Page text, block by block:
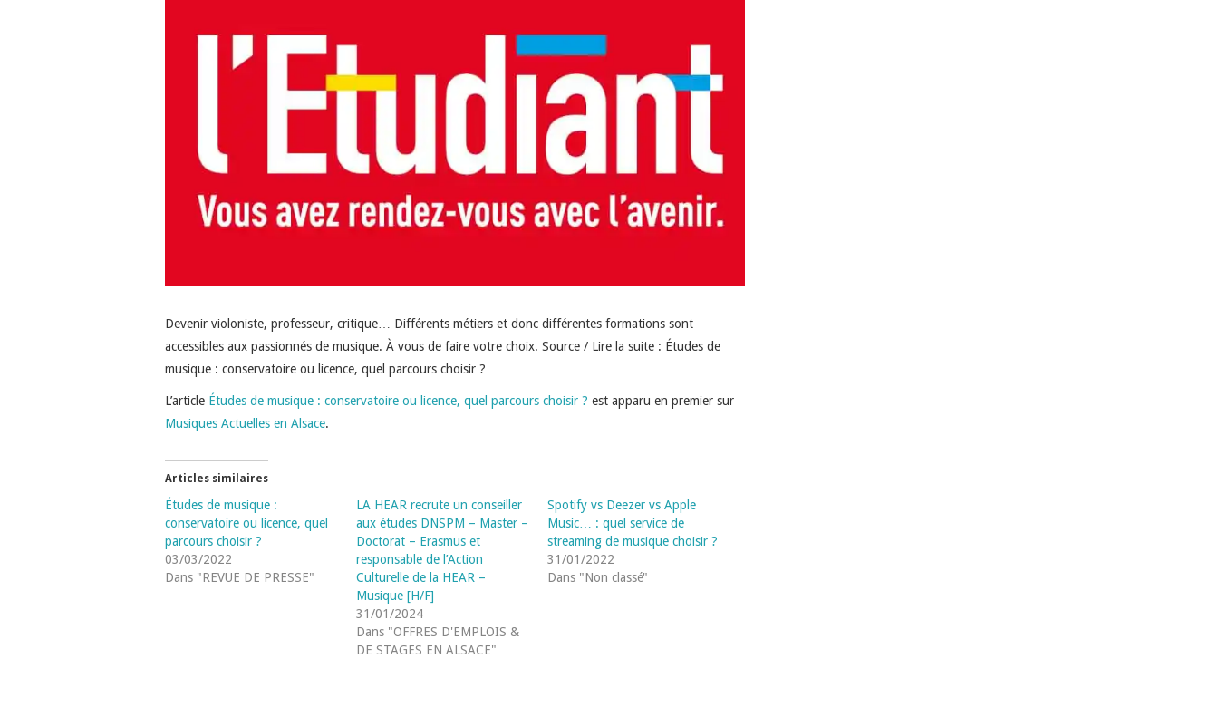
Devenir violoniste, professeur, critique… Différents métiers et donc différentes formations sont
accessibles aux passionnés de musique. À vous de faire votre choix. Source / Lire la suite : Études de
musique : conservatoire ou licence, quel parcours choisir ?
L’article Études de musique : conservatoire ou licence, quel parcours choisir ? est apparu en premier sur
Musiques Actuelles en Alsace.
Articles similaires
Études de musique :
conservatoire ou licence, quel
parcours choisir ?
03/03/2022
Dans "REVUE DE PRESSE"
LA HEAR recrute un conseiller
aux études DNSPM – Master –
Doctorat – Erasmus et
responsable de l’Action
Culturelle de la HEAR –
Musique [H/F]
31/01/2024
Dans "OFFRES D'EMPLOIS &
DE STAGES EN ALSACE"
Spotify vs Deezer vs Apple
Music… : quel service de
streaming de musique choisir ?
31/01/2022
Dans "Non classé"